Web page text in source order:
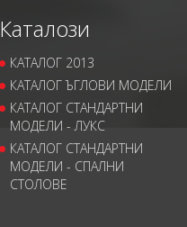
Каталози
КАТАЛОГ 2013
КАТАЛОГ ЪГЛОВИ МОДЕЛИ
КАТАЛОГ СТАНДАРТНИ
МОДЕЛИ - ЛУКС
КАТАЛОГ СТАНДАРТНИ
МОДЕЛИ - СПАЛНИ
СТОЛОВЕ